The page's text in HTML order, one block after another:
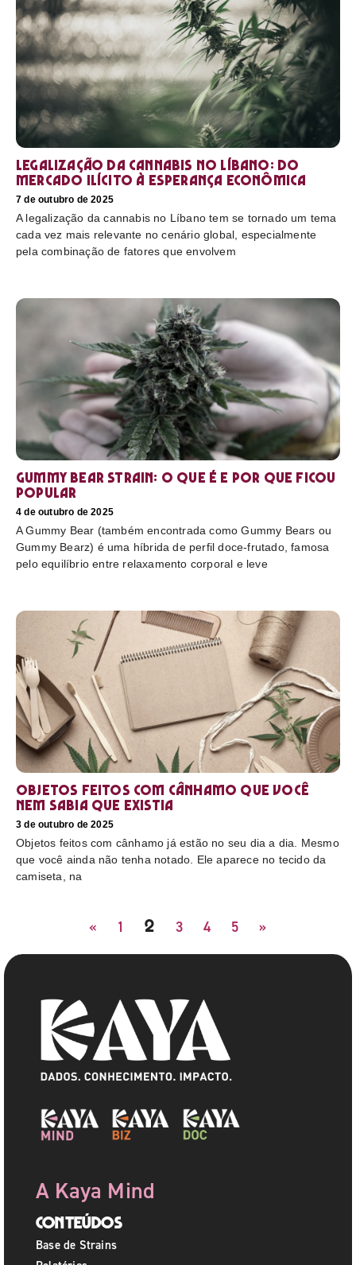
Legalização da cannabis no Líbano: do
mercado ilícito à esperança econômica
7 de outubro de 2025
A legalização da cannabis no Líbano tem se tornado um tema
cada vez mais relevante no cenário global, especialmente
pela combinação de fatores que envolvem
Gummy Bear Strain: o que é e por que ficou
popular
4 de outubro de 2025
A Gummy Bear (também encontrada como Gummy Bears ou
Gummy Bearz) é uma híbrida de perfil doce-frutado, famosa
pelo equilíbrio entre relaxamento corporal e leve
Objetos feitos com cânhamo que você
nem sabia que existia
3 de outubro de 2025
Objetos feitos com cânhamo já estão no seu dia a dia. Mesmo
que você ainda não tenha notado. Ele aparece no tecido da
camiseta, na
« 1 2 3 4 5 »
A Kaya Mind
Conteúdos
Base de Strains